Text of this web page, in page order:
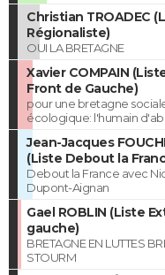
Christian TROADEC
Régionaliste)
OUI LA BRETAGNE
Xavier COMPAIN
Front de Gauche)
pour une bretagne
écologique: l'humain
Jean-Jacques
(Liste Debout la
Debout la France avec
Dupont-Aignan
Gael ROBLIN (Liste
gauche)
BRETAGNE EN LUTTES
STOURM